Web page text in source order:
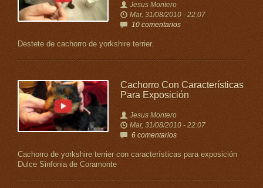
Jesus Montero
Mar, 31/08/2010 - 22:07
10 comentarios
Destete de cachorro de yorkshire terrier.
Cachorro Con Características
Para Exposición
Jesus Montero
Mar, 31/08/2010 - 22:07
6 comentarios
Cachorro de yorkshire terrier con características para exposición
Dulce Sinfonia de Coramonte